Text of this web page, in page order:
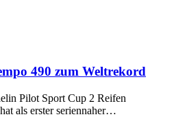
490 zum Weltrekord
Pilot Sport Cup 2 Reifen
als erster seriennaher…